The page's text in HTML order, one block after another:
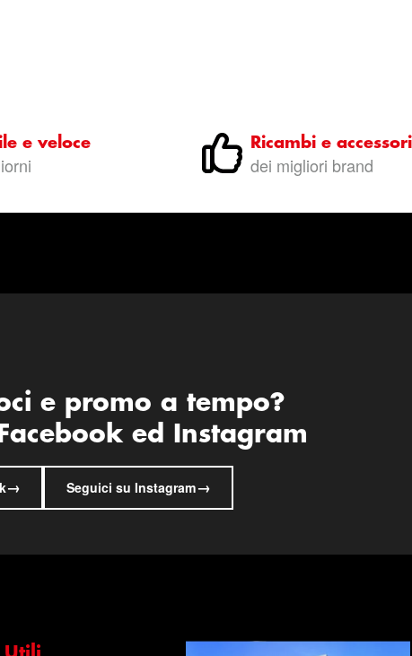
e veloce Ricambi e accessori
dei migliori brand
e promo a tempo?
ed Instagram
→ Seguici su Instagram→